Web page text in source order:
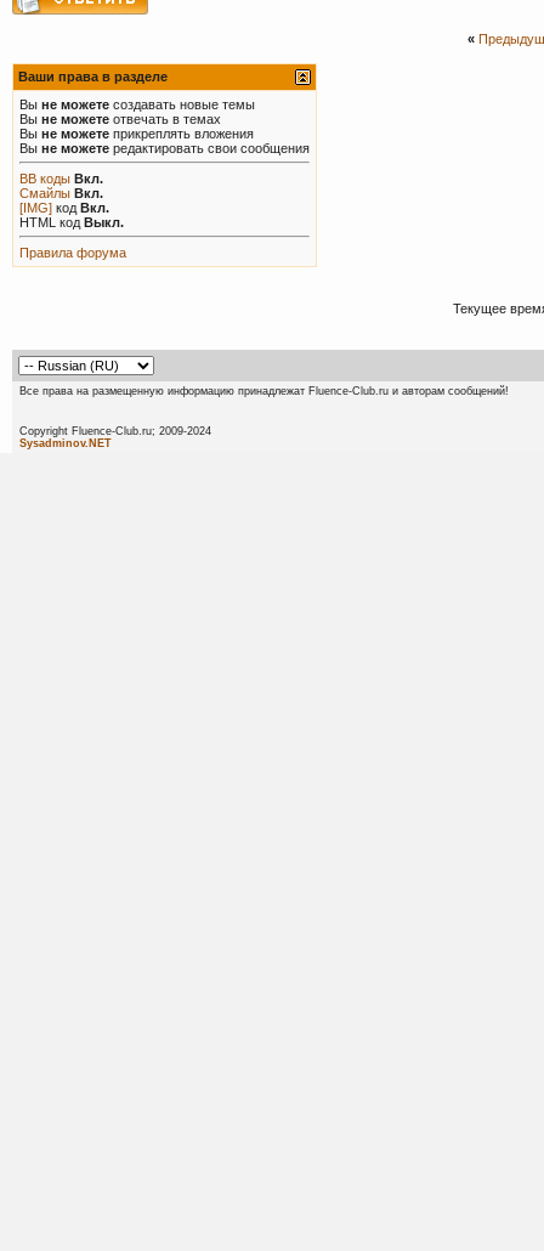
«
Ваши права в разделе
Вы не можете создавать новые темы
Вы не можете отвечать в темах
Вы не можете прикреплять вложения
Вы не можете редактировать свои сообщения
BB коды Вкл.
Смайлы Вкл.
[IMG] код Вкл.
HTML код Выкл.
Правила форума
Текущее
Все права на размещенную информацию принадлежат Fluence-Club.ru и авторам сообщений!
Copyright Fluence-Club.ru;
Sysadminov.NET